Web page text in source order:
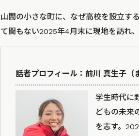
山間の小さな町に、なぜ高校を設立す
て間もない2025年4月末に現地を訪れ
話者プロフィール：前川 真生子（
学生時代に
どもの未来
を志す。